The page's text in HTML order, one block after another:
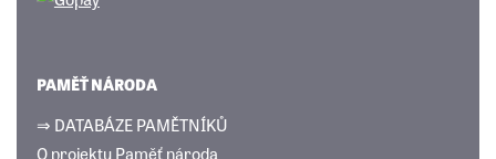
PAMĚŤ NÁRODA
⇒ DATABÁZE PAMĚTNÍKŮ
O projektu Paměť národa